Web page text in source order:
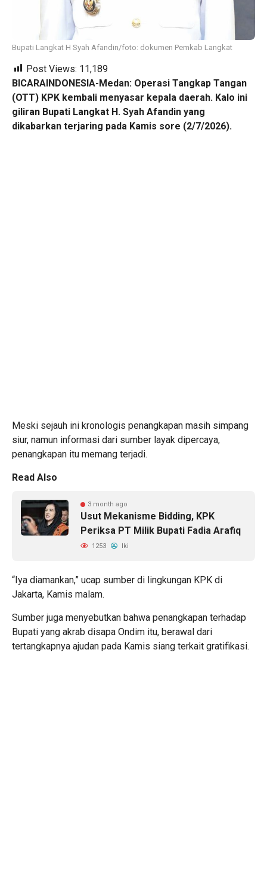
Bupati Langkat H Syah Afandin/foto: dokumen Pemkab Langkat
Post Views: 11,189
BICARAINDONESIA-Medan: Operasi Tangkap Tangan
(OTT) KPK kembali menyasar kepala daerah. Kalo ini
giliran Bupati Langkat H. Syah Afandin yang
dikabarkan terjaring pada Kamis sore (2/7/2026).
Meski sejauh ini kronologis penangkapan masih simpang
siur, namun informasi dari sumber layak dipercaya,
penangkapan itu memang terjadi.
Read Also
3 month ago
Usut Mekanisme Bidding, KPK
Periksa PT Milik Bupati Fadia Arafiq
1253 Iki
“Iya diamankan,” ucap sumber di lingkungan KPK di
Jakarta, Kamis malam.
Sumber juga menyebutkan bahwa penangkapan terhadap
Bupati yang akrab disapa Ondim itu, berawal dari
tertangkapnya ajudan pada Kamis siang terkait gratifikasi.